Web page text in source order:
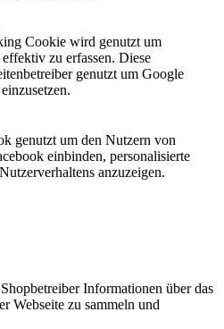
Cookie wird genutzt um
zu erfassen. Diese
genutzt um Google
genutzt um den Nutzern von
einbinden, personalisierte
anzuzeigen.
Informationen über das
Webseite zu sammeln und